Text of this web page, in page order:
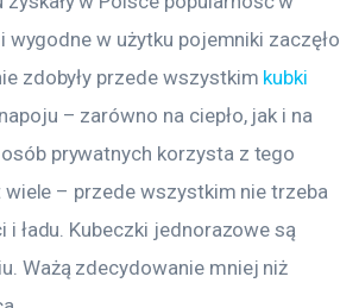
wygodne w użytku pojemniki zaczęło
zdobyły przede wszystkim kubki
– zarówno na ciepło, jak i na
prywatnych korzysta z tego
– przede wszystkim nie trzeba
ładu. Kubeczki jednorazowe są
Ważą zdecydowanie mniej niż